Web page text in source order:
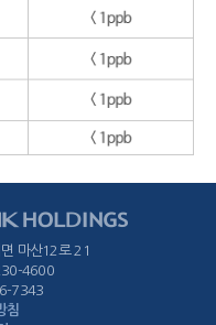
마산12로 21
4600
7343
침